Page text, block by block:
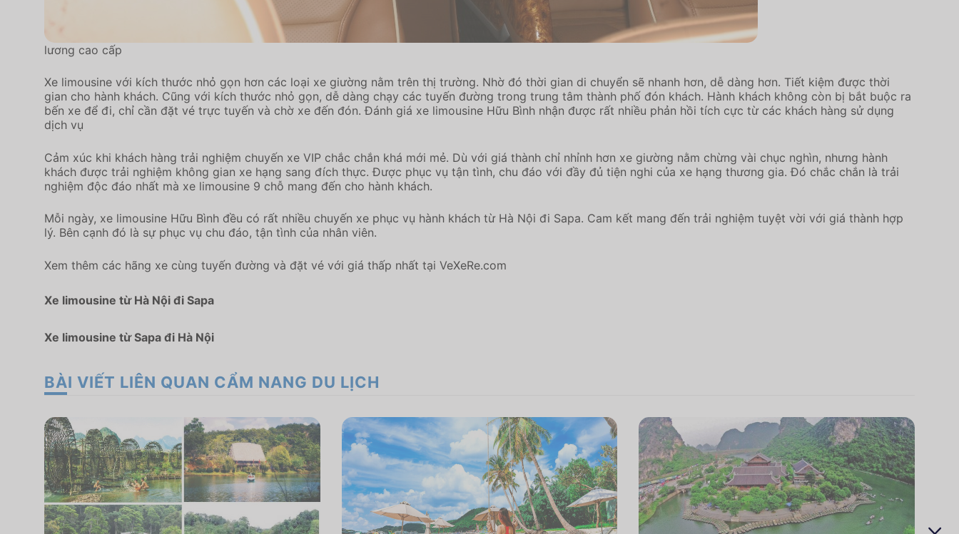
lương cao cấp
Xe limousine với kích thước nhỏ gọn hơn các loại xe giường nằm trên thị trường. Nhờ đó thời gian di chuyển sẽ nhanh hơn, dễ dàng hơn. Tiết kiệm được thời
gian cho hành khách. Cũng với kích thước nhỏ gọn, dễ dàng chạy các tuyến đường trong trung tâm thành phố đón khách. Hành khách không còn bị bắt buộc ra
bến xe để đi, chỉ cần đặt vé trực tuyến và chờ xe đến đón. Đánh giá xe limousine Hữu Bình nhận được rất nhiều phản hồi tích cực từ các khách hàng sử dụng
dịch vụ
Cảm xúc khi khách hàng trải nghiệm chuyến xe VIP chắc chắn khá mới mẻ. Dù với giá thành chỉ nhỉnh hơn xe giường nằm chừng vài chục nghìn, nhưng hành
khách được trải nghiệm không gian xe hạng sang đích thực. Được phục vụ tận tình, chu đáo với đầy đủ tiện nghi của xe hạng thương gia. Đó chắc chắn là trải
nghiệm độc đáo nhất mà xe limousine 9 chỗ mang đến cho hành khách.
Mỗi ngày, xe limousine Hữu Bình đều có rất nhiều chuyến xe phục vụ hành khách từ Hà Nội đi Sapa. Cam kết mang đến trải nghiệm tuyệt vời với giá thành hợp
lý. Bên cạnh đó là sự phục vụ chu đáo, tận tình của nhân viên.
Xem thêm các hãng xe cùng tuyến đường và đặt vé với giá thấp nhất tại VeXeRe.com
Xe limousine từ Hà Nội đi Sapa
Xe limousine từ Sapa đi Hà Nội
BÀI VIẾT LIÊN QUAN CẨM NANG DU LỊCH